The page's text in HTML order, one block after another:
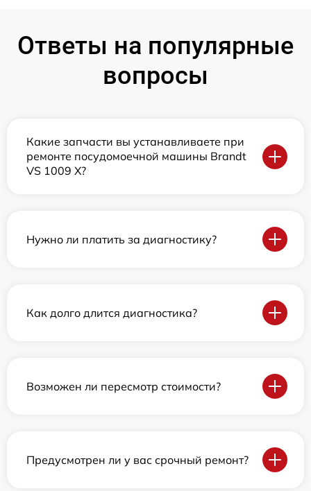
Ответы на популярные
вопросы
Какие запчасти вы устанавливаете при
ремонте посудомоечной машины Brandt
VS 1009 X?
Нужно ли платить за диагностику?
Как долго длится диагностика?
Возможен ли пересмотр стоимости?
Предусмотрен ли у вас срочный ремонт?